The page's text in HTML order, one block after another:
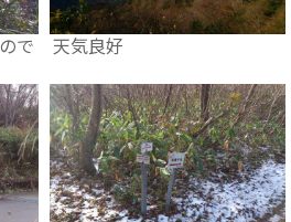
で
天気良好